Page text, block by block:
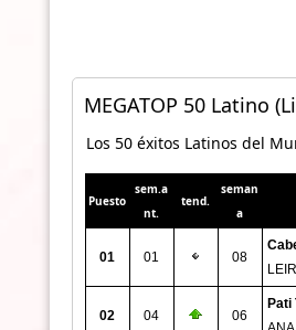
MEGATOP 50 Latino
Los 50 éxitos Latinos del
Puesto
sem.a
nt.
tend.
seman
a
01 01 08
02 04 06
Pati